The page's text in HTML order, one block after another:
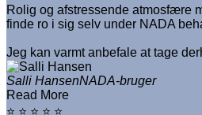
Rolig og afstressende atmosfære
finde ro i sig selv under NADA
Jeg kan varmt anbefale at tage
Salli HansenNADA-bruger
Read More
⭐ ⭐ ⭐ ⭐ ⭐